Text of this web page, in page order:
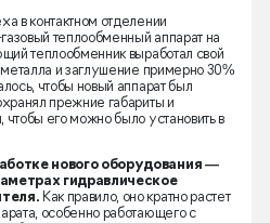
в контактном отделении
теплообменный аппарат на
теплообменник выработал свой
и заглушение примерно 30%
чтобы новый аппарат был
прежние габариты и
его можно было установить в
нового оборудования —
гидравлическое
Как правило, оно кратно растет
особенно работающего с